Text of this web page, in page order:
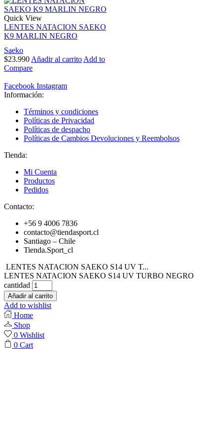
Quick View
LENTES NATACION SAEKO
K9 MARLIN NEGRO
Saeko
$23.990 Añadir al carrito Add to
Compare
Facebook Instagram
Información:
Términos y condiciones
Políticas de Privacidad
Políticas de despacho
Políticas de Cambios Devoluciones y Reembolsos
Tienda:
Mi Cuenta
Productos
Pedidos
Contacto:
+56 9 4006 7836
contacto@tiendasport.cl
Santiago – Chile
Tienda.Sport_cl
LENTES NATACION SAEKO S14 UV T...
LENTES NATACION SAEKO S14 UV TURBO NEGRO
cantidad
Añadir al carrito
Add to wishlist
Home
Shop
0 Wishlist
0 Cart